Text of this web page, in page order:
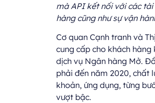
mà API kết nối với các
hàng cũng như sự vận
Cơ quan Cạnh tranh và
cung cấp cho khách
dịch vụ Ngân hàng Mở.
phải đến năm 2020, chất
khoản, ứng dụng, từng
vượt bậc.